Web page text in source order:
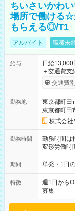
ちいさいかわ
場所で働ける☆
もらえる◎/T1
アルバイト 職種未
給与
日給13,000
＋交通費支給 ★交通費全額支給！ ┗案件により規定あ
いOK！（
ンビニATMか
交通費
勤務地
東京都町田
東京都町田
株式会社
勤務時間
勤務時間は
変形労働時間制
～21：00
期間 単発・1日
特徴
週1日から
募集